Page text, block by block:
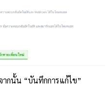
ากนั้น “บันทึกการแก้ไข”